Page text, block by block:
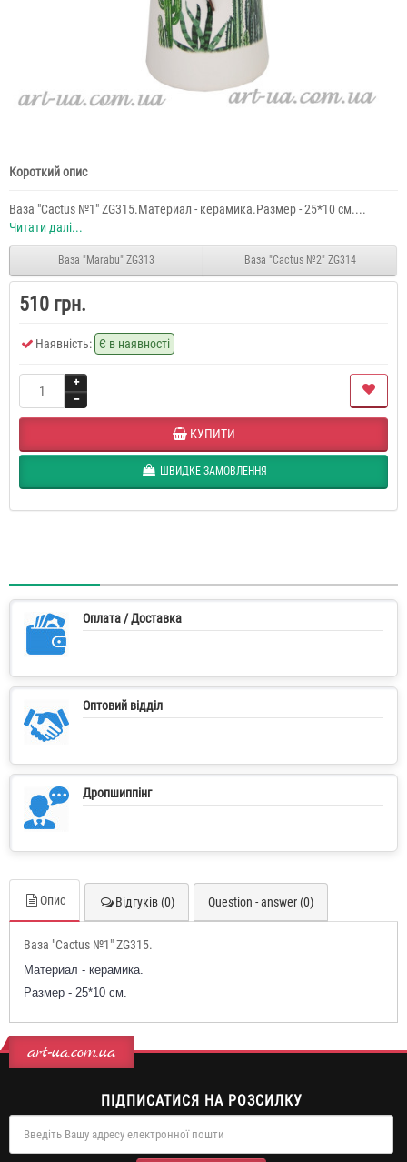
Короткий опис
Ваза "Сactus №1" ZG315.Материал - керамика.Размер - 25*10 см....
Читати далі...
Ваза "Marabu" ZG313 Ваза "Сactus №2" ZG314
510 грн.
Наявність: Є в наявності
КУПИТИ
ШВИДКЕ ЗАМОВЛЕННЯ
Оплата / Доставка
Оптовий відділ
Дропшиппінг
Опис Відгуків (0) Question - answer (0)
Ваза "Сactus №1" ZG315.
Материал - керамика.
Размер - 25*10 см.
art-ua.com.ua
ПІДПИСАТИСЯ НА РОЗСИЛКУ